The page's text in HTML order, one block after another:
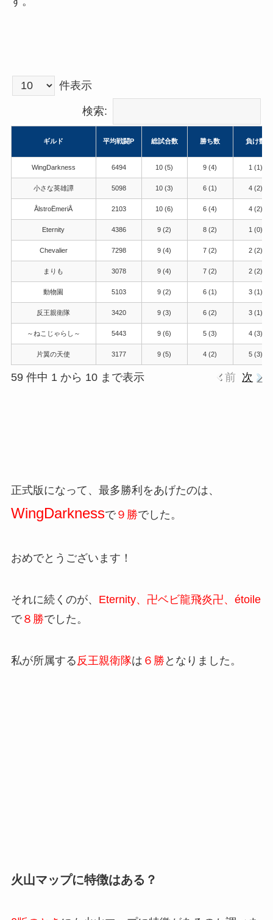
件表示
検索:
ギルド 平均戦闘P 総試合数 勝ち数 負け数
WingDarkness 6494 10 (5) 9 (4) 1 (1)
小さな英雄譚 5098 10 (3) 6 (1) 4 (2)
ÅlstroЁmeriÅ 2103 10 (6) 6 (4) 4 (2)
Eternity 4386 9 (2) 8 (2) 1 (0)
Chevalier 7298 9 (4) 7 (2) 2 (2)
まりも 3078 9 (4) 7 (2) 2 (2)
動物園 5103 9 (2) 6 (1) 3 (1)
反王親衛隊 3420 9 (3) 6 (2) 3 (1)
～ねこじゃらし～ 5443 9 (6) 5 (3) 4 (3)
片翼の天使 3177 9 (5) 4 (2) 5 (3)
59 件中 1 から 10 まで表示 前 次
正式版になって、最多勝利をあげたのは、
WingDarknessで９勝でした。
おめでとうございます！
それに続くのが、 Eternity、卍ベビ龍飛炎卍、étoile
で８勝でした。
私が所属する 反王親衛隊は ６勝 となりました。
火山マップに特徴はある？